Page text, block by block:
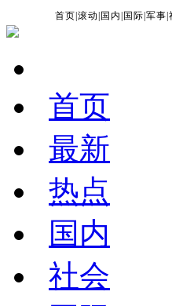
首页 |滚动 国内 国际 |军事 |
首页
最新
热点
国内
社会